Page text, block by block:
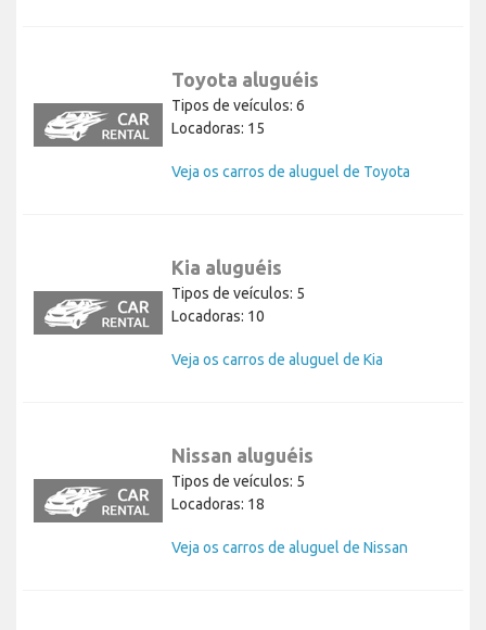
Toyota aluguéis
Tipos de veículos: 6
Locadoras: 15
Veja os carros de aluguel de Toyota
Kia aluguéis
Tipos de veículos: 5
Locadoras: 10
Veja os carros de aluguel de Kia
Nissan aluguéis
Tipos de veículos: 5
Locadoras: 18
Veja os carros de aluguel de Nissan